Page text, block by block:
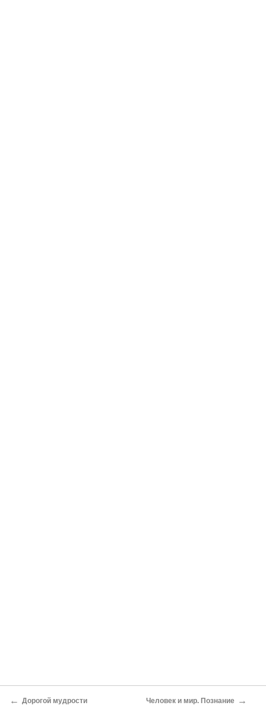
← Дорогой мудрости Человек и мир. Познание →